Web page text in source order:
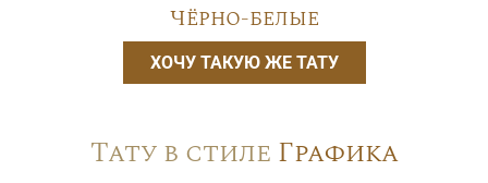
Чёрно-белые
ХОЧУ ТАКУЮ ЖЕ ТАТУ
Тату в стиле Графика